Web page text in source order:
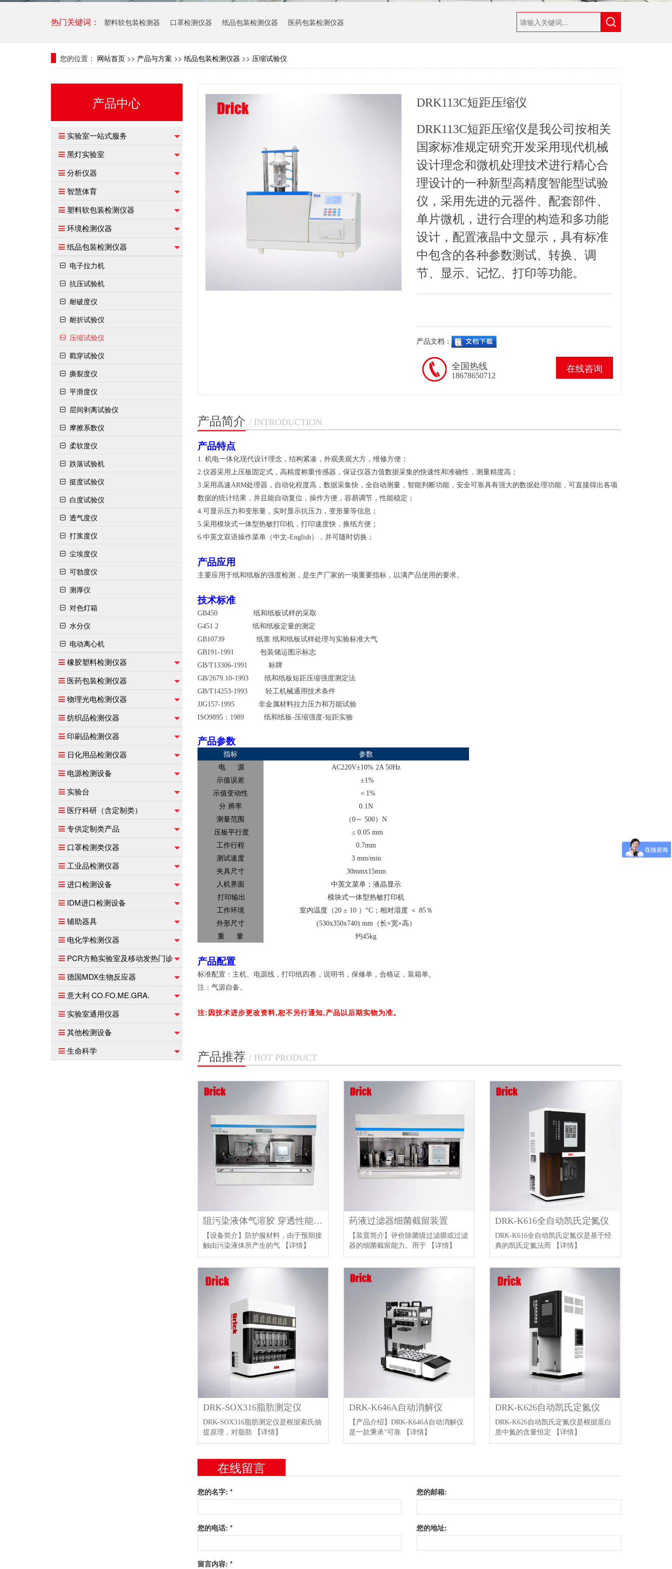
热门关键词： 塑料软包装检测器 口罩检测仪器 纸品包装检测仪器 医药包装检测仪器
您的位置： 网站首页 >> 产品与方案 >> 纸品包装检测仪器 >> 压缩试验仪
产品中心
实验室一站式服务
黑灯实验室
分析仪器
智慧体育
塑料软包装检测仪器
环境检测仪器
纸品包装检测仪器
电子拉力机
抗压试验机
耐破度仪
耐折试验仪
压缩试验仪
戳穿试验仪
撕裂度仪
平滑度仪
层间剥离试验仪
摩擦系数仪
柔软度仪
跌落试验机
挺度试验仪
白度试验仪
透气度仪
打浆度仪
尘埃度仪
可勃度仪
测厚仪
对色灯箱
水分仪
电动离心机
橡胶塑料检测仪器
医药包装检测仪器
物理光电检测仪器
纺织品检测仪器
印刷品检测仪器
日化用品检测仪器
电源检测设备
实验台
医疗科研（含定制类）
专供定制类产品
口罩检测类仪器
工业品检测仪器
进口检测设备
IDM进口检测设备
辅助器具
电化学检测仪器
PCR方舱实验室及移动发热门诊
德国MDX生物反应器
意大利 CO.FO.ME.GRA.
实验室通用仪器
其他检测设备
生命科学
DRK113C短距压缩仪
DRK113C短距压缩仪是我公司按相关
国家标准规定研究开发采用现代机械
设计理念和微机处理技术进行精心合
理设计的一种新型高精度智能型试验
仪，采用先进的元器件、配套部件、
单片微机，进行合理的构造和多功能
设计，配置液晶中文显示，具有标准
中包含的各种参数测试、转换、调
节、显示、记忆、打印等功能。
产品文档：
在线咨询
全国热线
18678650712
产品简介 / INTRODUCTION
产品特点
1. 机电一体化现代设计理念，结构紧凑，外观美观大方，维修方便；
2.仪器采用上压板固定式，高精度称重传感器，保证仪器力值数据采集的快速性和准确性．测量精度高；
3.采用高速ARM处理器，自动化程度高，数据采集快，全自动测量，智能判断功能，安全可靠具有强大的数据处理功能，可直接得出各项
数据的统计结果，并且能自动复位，操作方便，容易调节，性能稳定；
4.可显示压力和变形量，实时显示抗压力，变形量等信息；
5.采用模块式一体型热敏打印机，打印速度快，换纸方便；
6.中英文双语操作菜单（中文-English），并可随时切换；
产品应用
主要应用于纸和纸板的强度检测，是生产厂家的一项重要指标，以满产品使用的要求。
技术标准
GB450 纸和纸板试样的采取
G451.2 纸和纸板定量的测定
GB10739 纸浆 纸和纸板试样处理与实验标准大气
GB191-1991 包装储运图示标志
GB/T13306-1991
标牌
GB/2679.10-1993 纸和纸板短距压缩强度测定法
GB/T14253-1993 轻工机械通用技术条件
JJG157-1995 非金属材料拉力压力和万能试验
ISO9895：1989 纸和纸板-压缩强度-短距实验
产品参数
指标
参数
电 源
AC220V±10% 2A 50Hz
示值误差
±1%
示值变动性
＜1%
分 辨率
0.1N
测量范围
（0～ 500）N
压板平行度
≤ 0.05 mm
工作行程
0.7mm
测试速度
3 mm/min
夹具尺寸
30mmx15mm
人机界面
中英文菜单；液晶显示
打印输出
模块式一体型热敏打印机
工作环境
室内温度（20 ± 10 ）°C；相对湿度 ＜ 85％
外形尺寸
(530x350x740) mm（长×宽×高）
重 量
约45kg
产品配置
标准配置：主机、电源线，打印纸四卷，说明书，保修单，合格证，装箱单。
注：气源自备。
注:因技术进步更改资料,恕不另行通知,产品以后期实物为准。
产品推荐 / HOT PRODUCT
阻污染液体气溶胶 穿透性能试验仪
【设备简介】防护服材料，由于预期接
触由污染液体所产生的气
【详情】
药液过滤器细菌截留装置
【装置简介】评价除菌级过滤膜或过滤
器的细菌截留能力。用于
【详情】
DRK-K616全自动凯氏定氮仪
DRK-K616全自动凯氏定氮仪是基于经
典的凯氏定氮法而
【详情】
DRK-SOX316脂肪测定仪
DRK-SOX316脂肪测定仪是根据索氏抽
提原理，对脂肪
【详情】
DRK-K646A自动消解仪
【产品介绍】DRK-K646A自动消解仪
是一款秉承“可靠
【详情】
DRK-K626自动凯氏定氮仪
DRK-K626自动凯氏定氮仪是根据蛋白
质中氮的含量恒定
【详情】
在线留言
您的名字: * 您的邮箱:
您的电话: * 您的地址:
留言内容: *